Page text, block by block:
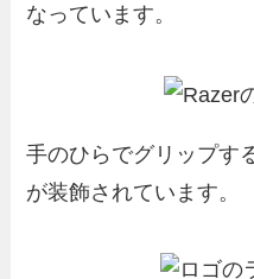
なっています。
手のひらでグリップす
が装飾されています。